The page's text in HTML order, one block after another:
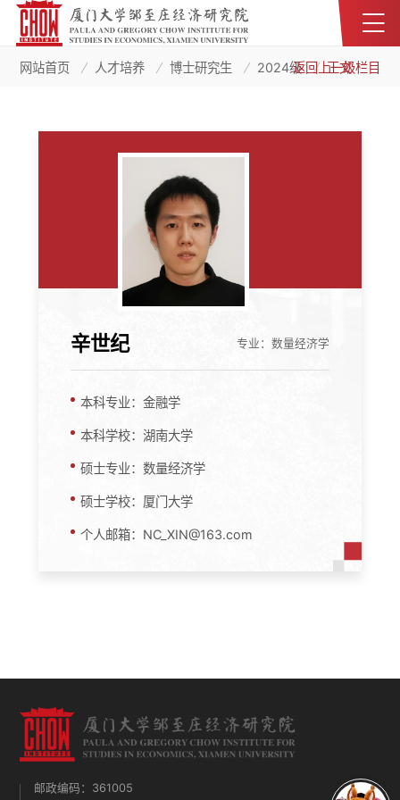
网站首页 人才培养 博士研究生 2024级 正文
返回上一级栏目
辛世纪 专业：数量经济学
本科专业：金融学
本科学校：湖南大学
硕士专业：数量经济学
硕士学校：厦门大学
个人邮箱：NC_XIN@163.com
邮政编码：361005